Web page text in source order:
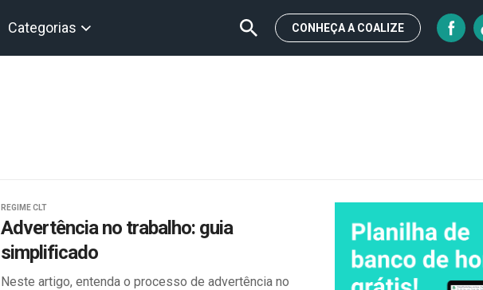
Categorias CONHEÇA A COALIZE
REGIME CLT
Advertência no trabalho: guia
simplificado
Neste artigo, entenda o processo de advertência no